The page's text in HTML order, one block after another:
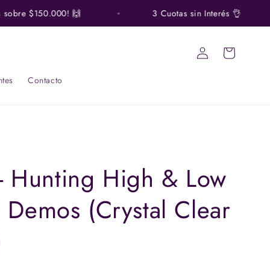
$150.000! 🙌 3 Cuotas sin Interés 👌
Contacto
Iniciar
sesión
Carrito
Hunting High & Low
(Crystal Clear